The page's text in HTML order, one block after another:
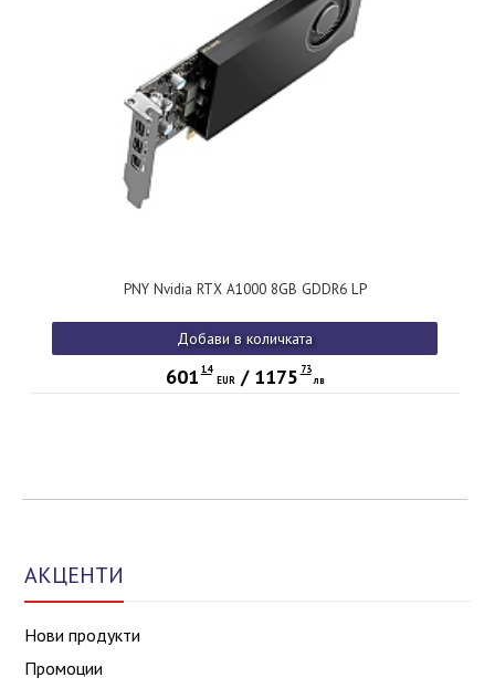
PNY Nvidia RTX A1000 8GB GDDR6 LP
Добави в количката
601 14
EUR/ 1175 73
лв
АКЦЕНТИ
Нови продукти
Промоции